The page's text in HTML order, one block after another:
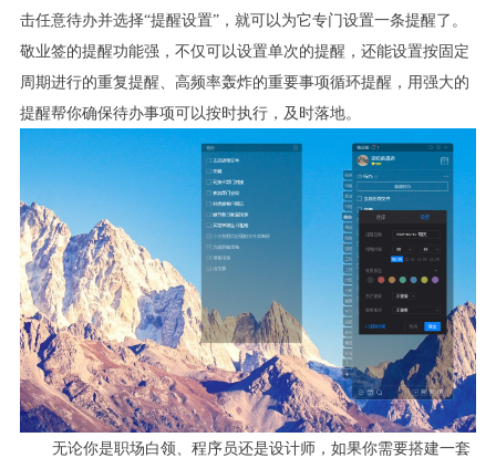
击任意待办并选择“提醒设置”，就可以为它专门设置一条提醒了。
敬业签的提醒功能强，不仅可以设置单次的提醒，还能设置按固定
周期进行的重复提醒、高频率轰炸的重要事项循环提醒，用强大的
提醒帮你确保待办事项可以按时执行，及时落地。
无论你是职场白领、程序员还是设计师，如果你需要搭建一套